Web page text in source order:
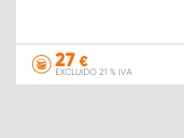
27 €
EXCLUIDO 21 % IVA